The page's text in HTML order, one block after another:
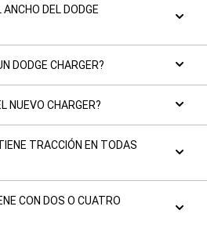
DEL DODGE
DODGE CHARGER?
NUEVO CHARGER?
TRACCIÓN EN TODAS
CON DOS O CUATRO